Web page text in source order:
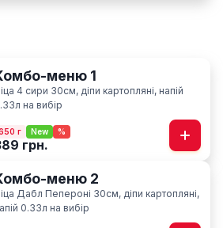
меню 1
4 сири 30см, діпи картопляні, напій
на вибір
г New %
грн.
меню 2
Дабл Пепероні 30см, діпи картопляні,
0.33л на вибір